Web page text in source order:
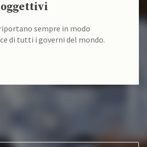
sempre in modo
di tutti i governi del mondo.